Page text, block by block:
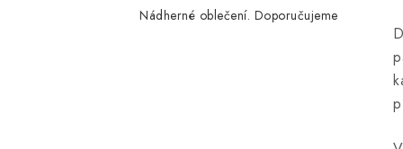
Nádherné oblečení. Doporučujeme